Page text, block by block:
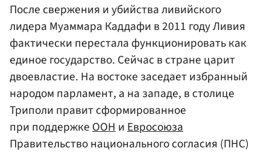
После свержения и убийства ливийского
лидера Муаммара Каддафи в 2011 году Ливия
фактически перестала функционировать как
единое государство. Сейчас в стране царит
двоевластие. На востоке заседает избранный
народом парламент, а на западе, в столице
Триполи правит сформированное
при поддержкеООНиЕвросоюза
Правительство национального согласия (ПНС)